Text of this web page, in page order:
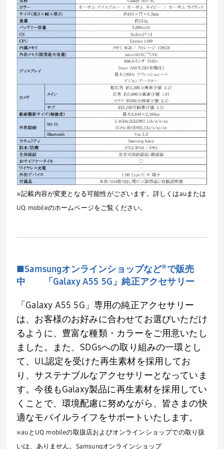
※記載内容が変更となる可能性がございます。詳しくはauまたは
UQ mobileのホームページをご覧ください。
■Samsungオンラインショップなど※で販売
中 「Galaxy A55 5G 」純正アクセサリー
「Galaxy A55 5G 」専用の純正アクセサリー
は、お客様のお好みに合わせてお選びいただけ
るように、豊富な種類・カラーをご用意いたし
ました。また、 SDGsへの取り組みの一環とし
て、 UL認定を受けた再生素材を採用してお
り、サステナブルなアクセサリーとなっていま
す。今後もGalaxy製品に再生素材を採用してい
くことで、環境配慮に努めながら、皆さまの快
適なモバイルライフをサポートいたします。
※au と UQ mobileの取扱店およびオンラインショップでの取り扱
いは、ありません。 Samsungオンラインショップ